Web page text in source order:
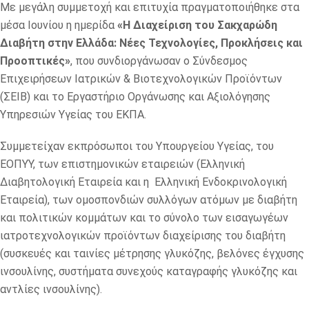
Με μεγάλη συμμετοχή και επιτυχία πραγματοποιήθηκε στα
μέσα Ιουνίου η ημερίδα «Η Διαχείριση του Σακχαρώδη
Διαβήτη στην Ελλάδα: Νέες Τεχνολογίες, Προκλήσεις και
Προοπτικές», που συνδιοργάνωσαν ο Σύνδεσμος
Επιχειρήσεων Ιατρικών & Βιοτεχνολογικών Προϊόντων
(ΣΕΙΒ) και το Εργαστήριο Οργάνωσης και Αξιολόγησης
Υπηρεσιών Υγείας του ΕΚΠΑ.
Συμμετείχαν εκπρόσωποι του Υπουργείου Υγείας, του
ΕΟΠΥΥ, των επιστημονικών εταιρειών (Ελληνική
Διαβητολογική Εταιρεία και η Ελληνική Ενδοκρινολογική
Εταιρεία), των ομοσπονδιών συλλόγων ατόμων με διαβήτη
και πολιτικών κομμάτων και το σύνολο των εισαγωγέων
ιατροτεχνολογικών προϊόντων διαχείρισης του διαβήτη
(συσκευές και ταινίες μέτρησης γλυκόζης, βελόνες έγχυσης
ινσουλίνης, συστήματα συνεχούς καταγραφής γλυκόζης και
αντλίες ινσουλίνης).